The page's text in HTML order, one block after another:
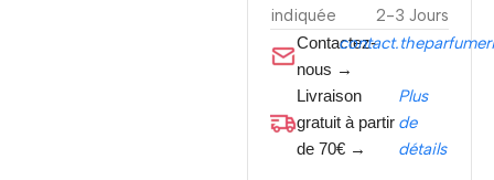
indiquée
2-3 Jours
Contactez-
nous →
Livraison
gratuit à partir
de 70€ →
Plus
de
détails